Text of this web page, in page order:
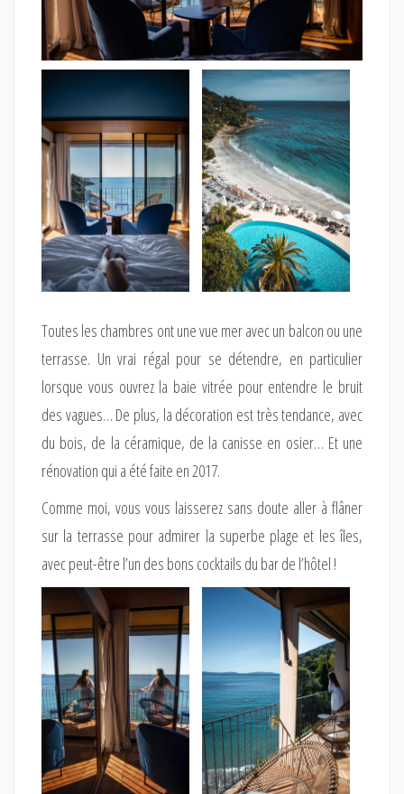
Toutes les chambres ont une vue mer avec un balcon ou une
terrasse. Un vrai régal pour se détendre, en particulier
lorsque vous ouvrez la baie vitrée pour entendre le bruit
des vagues… De plus, la décoration est très tendance, avec
du bois, de la céramique, de la canisse en osier… Et une
rénovation qui a été faite en 2017.
Comme moi, vous vous laisserez sans doute aller à flâner
sur la terrasse pour admirer la superbe plage et les îles,
avec peut-être l’un des bons cocktails du bar de l’hôtel !